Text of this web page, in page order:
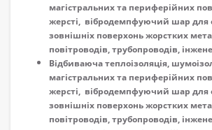
магістральних та периферійних
жерсті, вібродемпфуючий шар для
зовнішніх поверхонь жорстких
повітроводів, трубопроводів,
Відбиваюча теплоізоляція,
магістральних та периферійних
жерсті, вібродемпфуючий шар для
зовнішніх поверхонь жорстких
повітроводів, трубопроводів,